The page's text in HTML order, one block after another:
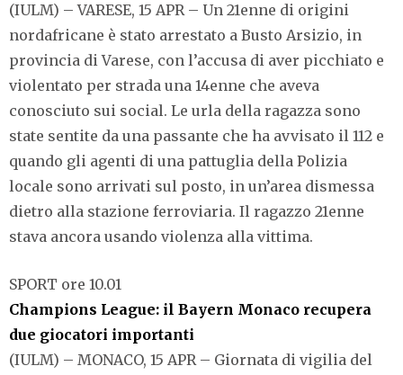
(IULM) – VARESE, 15 APR – Un 21enne di origini
nordafricane è stato arrestato a Busto Arsizio, in
provincia di Varese, con l’accusa di aver picchiato e
violentato per strada una 14enne che aveva
conosciuto sui social. Le urla della ragazza sono
state sentite da una passante che ha avvisato il 112 e
quando gli agenti di una pattuglia della Polizia
locale sono arrivati sul posto, in un’area dismessa
dietro alla stazione ferroviaria. Il ragazzo 21enne
stava ancora usando violenza alla vittima.
SPORT ore 10.01
Champions League: il Bayern Monaco recupera
due giocatori importanti
(IULM) – MONACO, 15 APR – Giornata di vigilia del